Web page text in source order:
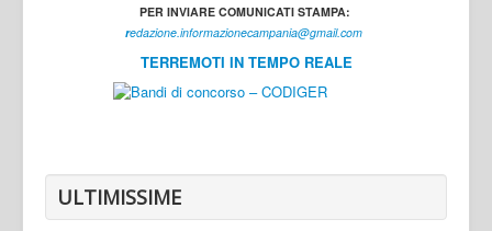
Caserta
PER INVIARE COMUNICATI STAMPA:
redazione.informazionecampania@gmail.com
TERREMOTI IN TEMPO REALE
ULTIMISSIME